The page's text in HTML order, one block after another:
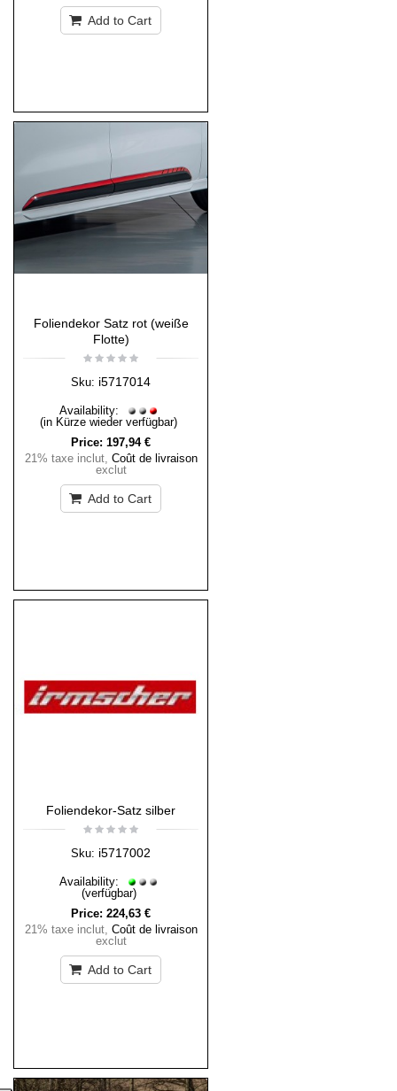
Add to Cart
Foliendekor Satz rot (weiße
Flotte)
Sku: i5717014
Availability:
(in Kürze wieder verfügbar)
Price: 197,94 €
21% taxe inclut, Coût de livraison
exclut
Add to Cart
Foliendekor-Satz silber
Sku: i5717002
Availability:
(verfügbar)
Price: 224,63 €
21% taxe inclut, Coût de livraison
exclut
Add to Cart